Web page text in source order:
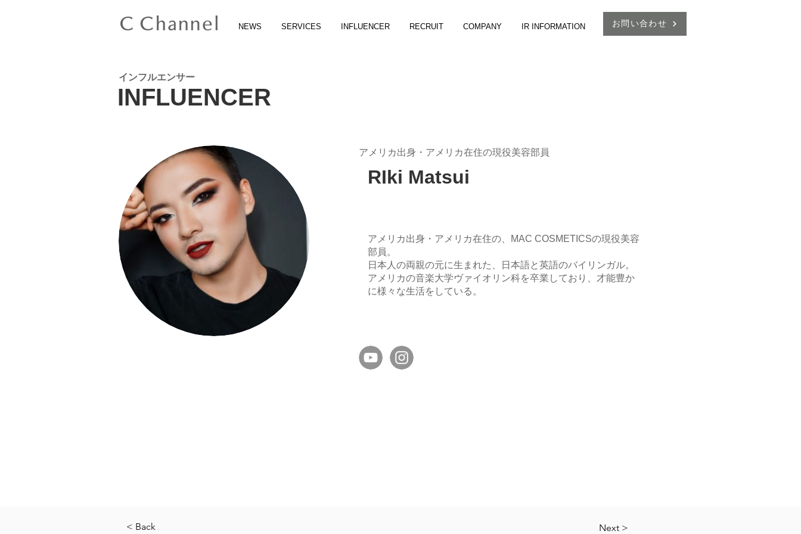
NEWS SERVICES INFLUENCER RECRUIT COMPANY IR INFORMATION お問い合わせ
INFLUENCER
インフルエンサー
アメリカ出身・アメリカ在住の現役美容部員
RIki Matsui
アメリカ出身・アメリカ在住の、MAC COSMETICSの現役美容
部員。
日本人の両親の元に生まれた、日本語と英語のバイリンガル。
​アメリカの音楽大学ヴァイオリン科を卒業しており、才能豊か
に様々な生活をしている。
< Back Next >